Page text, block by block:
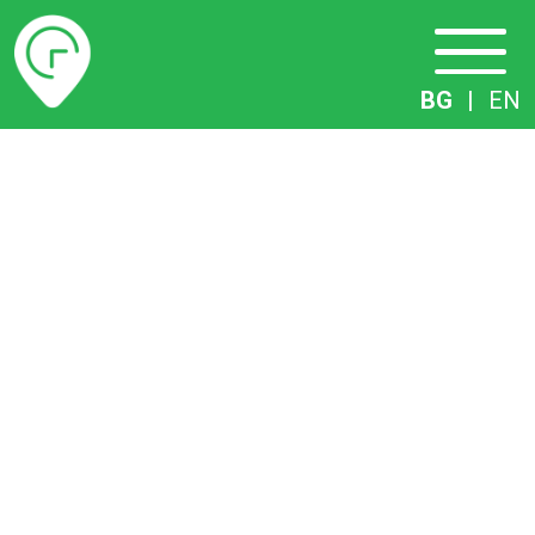
Разписание
BG | EN